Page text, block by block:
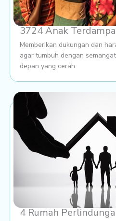
3724 Anak
Memberikan dukungan dan
agar tumbuh dengan
depan yang cerah.
4 Rumah